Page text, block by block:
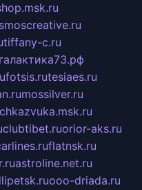
tiffany-c.ru
галактика73.рф
fotsis.rutesiaes.ru
mossilver.ru
clubtibet.ruorior-aks.ru
flatnsk.ru
astroline.net.ru
ooo-driada.ru